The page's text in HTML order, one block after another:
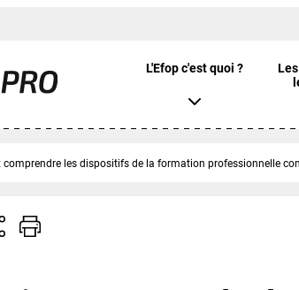
L'Efop c'est quoi ?
comprendre les dispositifs de la formation professionnelle